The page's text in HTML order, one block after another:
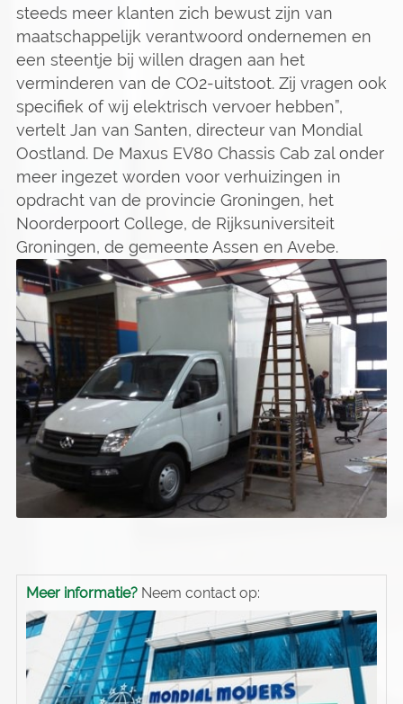
steeds meer klanten zich bewust zijn van
maatschappelijk verantwoord ondernemen en
een steentje bij willen dragen aan het
verminderen van de CO2-uitstoot. Zij vragen ook
specifiek of wij elektrisch vervoer hebben”,
vertelt Jan van Santen, directeur van Mondial
Oostland. De Maxus EV80 Chassis Cab zal onder
meer ingezet worden voor verhuizingen in
opdracht van de provincie Groningen, het
Noorderpoort College, de Rijksuniversiteit
Groningen, de gemeente Assen en Avebe.
Meer informatie?Neem contact op: